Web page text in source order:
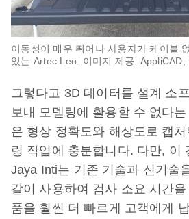
이동성이 매우 뛰어나 사용자가 케이블
있는 Artec Leo. 이미지 제공:
그렇다고 3D 데이터를 설계 소
보내 모델링에 활용할 수 없다
은 형상 정확도와 해상도로 캡
링 작업에 충분합니다. 다만, 이
Jaya Inti는 기존 기술과 신기술
같이 사용하여 검사 소요 시간
품을 훨씬 더 빠르게 고객에게